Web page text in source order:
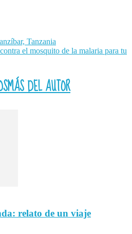
Tanzania
el mosquito de la malaria para tu
MÁS DEL AUTOR
relato de un viaje